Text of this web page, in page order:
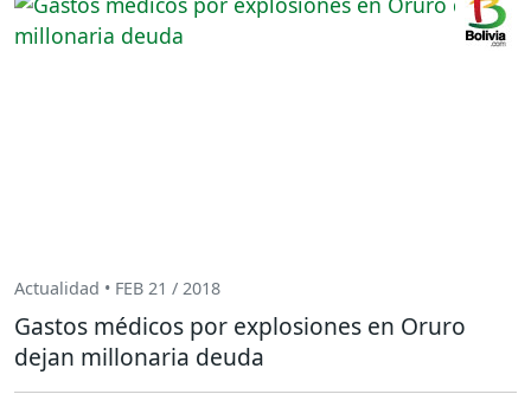
Actualidad • FEB 21 / 2018
Gastos médicos por explosiones en Oruro
dejan millonaria deuda